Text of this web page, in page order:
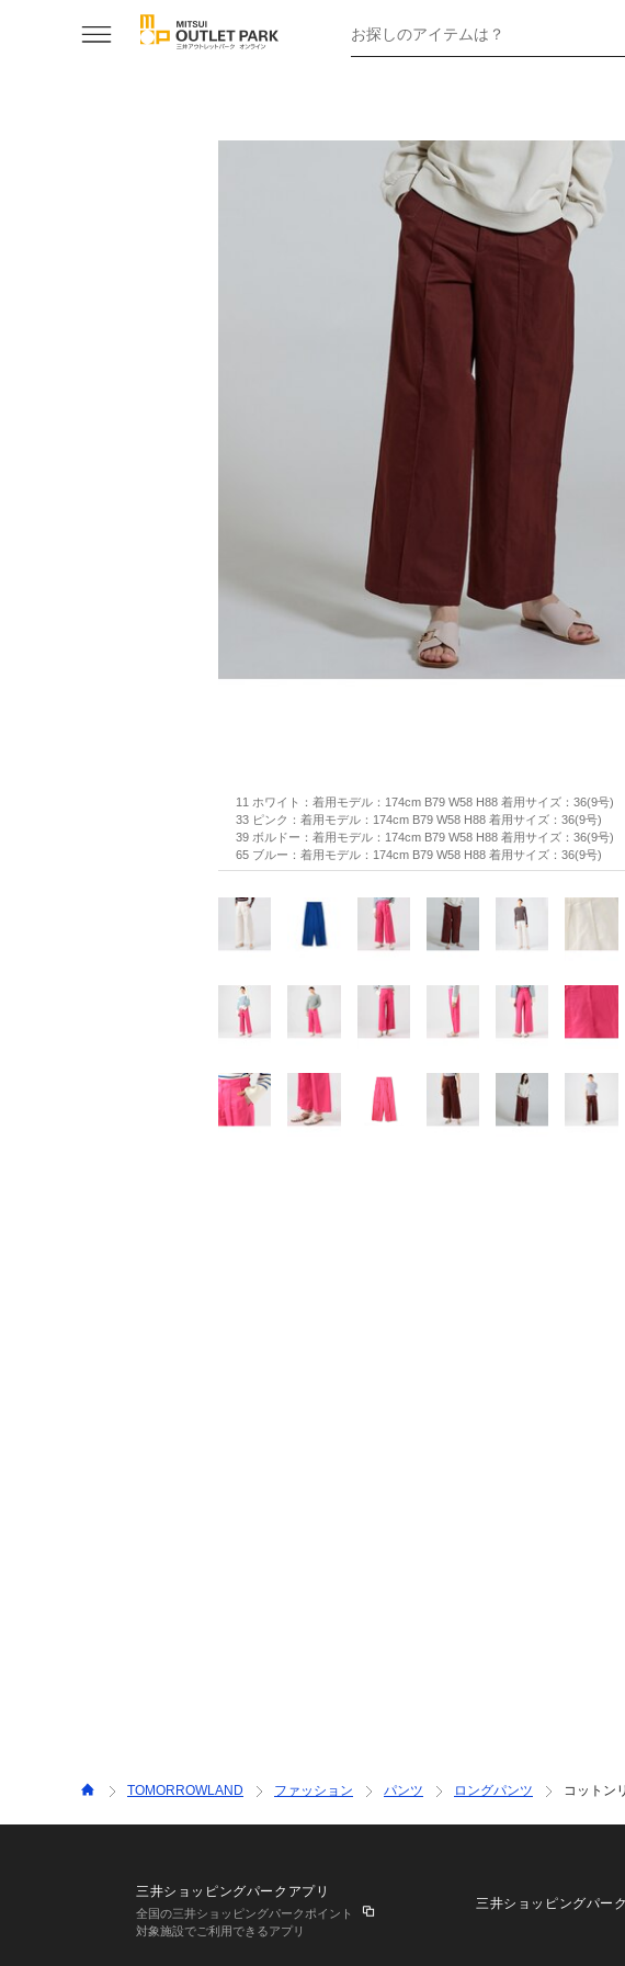
お探しのアイテムは？
11 ホワイト：着用モデル：174cm B79 W58 H88 着用サイズ：36(9号)
33 ピンク：着用モデル：174cm B79 W58 H88 着用サイズ：36(9号)
39 ボルドー：着用モデル：174cm B79 W58 H88 着用サイズ：36(9号)
65 ブルー：着用モデル：174cm B79 W58 H88 着用サイズ：36(9号)
TOMORROWLAND ファッション パンツ ロングパンツ コットン
三井ショッピングパークアプリ
全国の三井ショッピングパークポイント
対象施設でご利用できるアプリ
三井ショッピングパー